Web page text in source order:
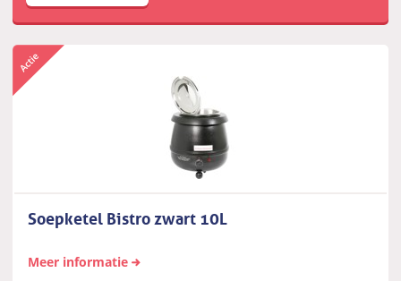
Soepketel Bistro zwart 10L
Meer informatie